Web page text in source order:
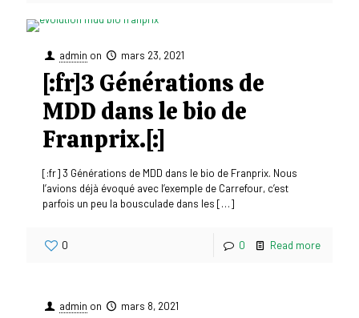
admin on mars 23, 2021
[:fr]3 Générations de
MDD dans le bio de
Franprix.[:]
[:fr] 3 Générations de MDD dans le bio de Franprix. Nous
l’avions déjà évoqué avec l’exemple de Carrefour, c’est
parfois un peu la bousculade dans les […]
0 0 Read more
admin on mars 8, 2021